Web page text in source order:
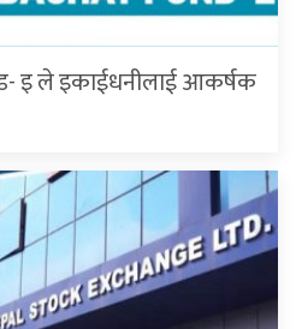
इ ले इकाईधनीलाई आकर्षक